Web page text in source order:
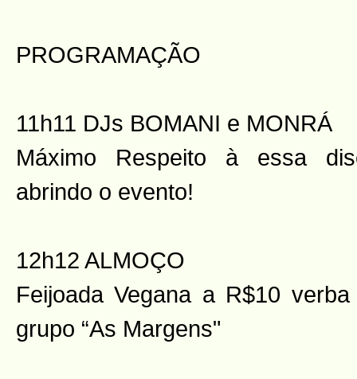
PROGRAMAÇÃO
11h11 DJs BOMANI e MONRÁ
Máximo Respeito à essa
abrindo o evento!
12h12 ALMOÇO
Feijoada Vegana a R$10
grupo “As Margens"